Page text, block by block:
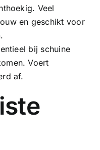
Veel
en geschikt voor
bij schuine
Voert
af.